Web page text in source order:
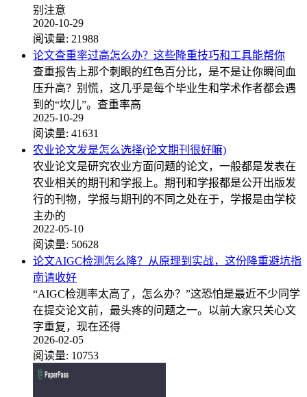
别注意
2020-10-29
阅读量: 21988
论文查重率过高怎么办？这些降重技巧和工具能帮你
查重报告上那个刺眼的红色百分比，是不是让你瞬间血
压升高？别慌，这几乎是每个毕业生和学术作者都会遇
到的“坎儿”。查重率高
2025-10-29
阅读量: 41631
农业论文发是怎么选择(论文期刊很好嘛)
农业论文是研究农业方面问题的论文，一般都是发表在
农业相关的期刊和学报上。期刊和学报都是公开出版发
行的刊物，学报与期刊的不同之处在于，学报是由学校
主办的
2022-05-10
阅读量: 50628
论文AIGC检测怎么降？从原理到实战，这份降重避坑指
南请收好
“AIGC检测率太高了，怎么办？”这恐怕是最近不少同学
在提交论文前，最头疼的问题之一。以前大家只关心文
字重复，现在还得
2026-02-05
阅读量: 10753